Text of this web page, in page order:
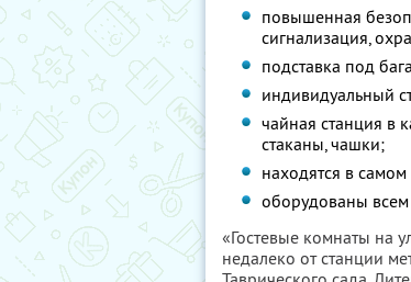
повышенная
сигнализация,
подставка под
индивидуальный
чайная станция в
стаканы, чашки;
находятся в
оборудованы
«Гостевые комнаты на
недалеко от станции